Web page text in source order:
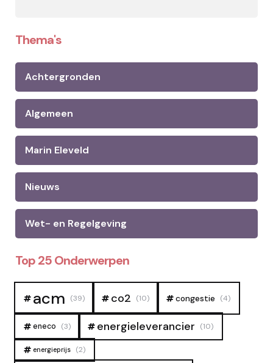
Thema's
Achtergronden
Algemeen
Marin Eleveld
Nieuws
Wet- en Regelgeving
Top 25 Onderwerpen
acm (39) co2 (10) congestie (4)
eneco (3) energieleverancier (10)
energieprijs (2)